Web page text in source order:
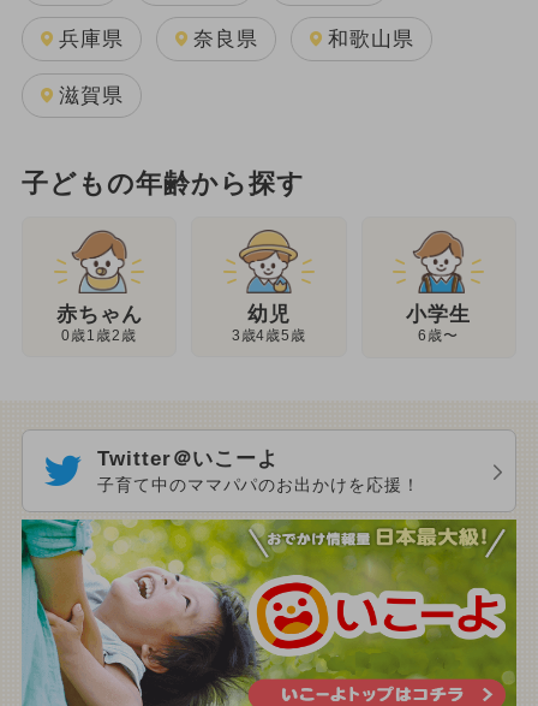
兵庫県 奈良県 和歌山県
滋賀県
子どもの年齢から探す
赤ちゃん
0歳1歳2歳
幼児
3歳4歳5歳
小学生
6歳〜
Twitter＠いこーよ
子育て中のママパパのお出かけを応援！